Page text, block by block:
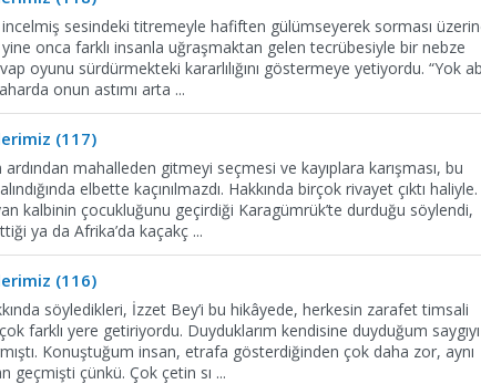
incelmiş sesindeki titremeyle hafiften gülümseyerek sorması
onca farklı insanla uğraşmaktan gelen tecrübesiyle bir nebze
oyunu sürdürmekteki kararlılığını göstermeye yetiyordu. “Yok
onun astımı arta ...
(117)
ardından mahalleden gitmeyi seçmesi ve kayıplara karışması, bu
elbette kaçınılmazdı. Hakkında birçok rivayet çıktı haliyle.
kalbinin çocukluğunu geçirdiği Karagümrük’te durduğu söylendi,
ya da Afrika’da kaçakç ...
(116)
söyledikleri, İzzet Bey’i bu hikâyede, herkesin zarafet timsali
farklı yere getiriyordu. Duyduklarım kendisine duyduğum saygıyı
Konuştuğum insan, etrafa gösterdiğinden çok daha zor, aynı
geçmişti çünkü. Çok çetin sı ...